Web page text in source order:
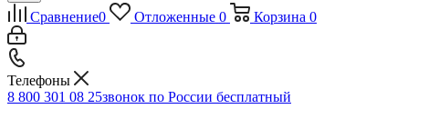
Сравнение0 Отложенные 0 Корзина 0
Телефоны
8 800 301 08 25звонок по России бесплатный